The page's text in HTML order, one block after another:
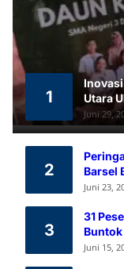
1
Utara
Ramah
Juni 29,
2
Barsel
Melalui
Juni 23,
3
31
Juni 15,